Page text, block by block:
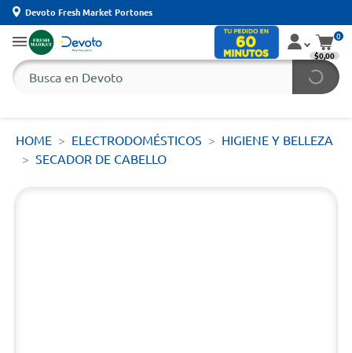
Devoto Fresh Market Portones
0
$0,00
HOME ELECTRODOMÉSTICOS
HIGIENE Y BELLEZA
SECADOR DE CABELLO